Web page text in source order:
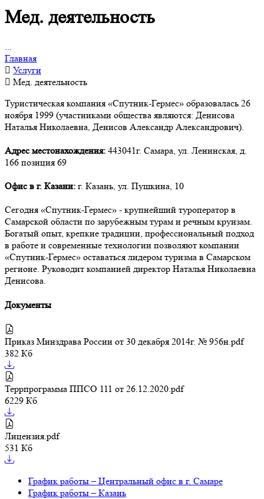
Мед. деятельность
...
Главная
Услуги
Мед. деятельность
Туристическая компания «Спутник-Гермес» образовалась 26
ноября 1999 (участниками общества являются: Денисова
Наталья Николаевна, Денисов Александр Александрович).
Адрес местонахождения: 443041г. Самара, ул. Ленинская, д.
166 позиция 69
Офис в г. Казани: г. Казань, ул. Пушкина, 10
Сегодня «Спутник-Гермес» - крупнейший туроператор в
Самарской области по зарубежным турам и речным круизам.
Богатый опыт, крепкие традиции, профессиональный подход
в работе и современные технологии позволяют компании
«Спутник-Гермес» оставаться лидером туризма в Самарском
регионе. Руководит компанией директор Наталья Николаевна
Денисова.
Документы
Приказ Минздрава России от 30 декабря 2014г. № 956н.pdf
382 Кб
Террпрограмма ППСО 111 от 26.12.2020.pdf
6229 Кб
Лицензия.pdf
531 Кб
График работы – Центральный офис в г. Самаре
График работы – Казань